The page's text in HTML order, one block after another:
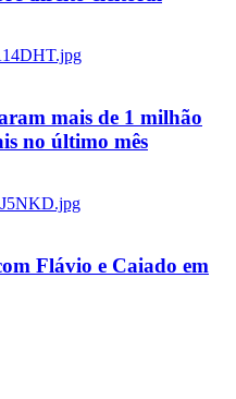
mais de 1 milhão
no último mês
Flávio e Caiado em